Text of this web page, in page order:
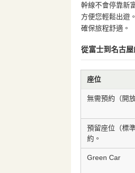
幹線不會停靠新
方便您輕鬆出遊
確保旅程舒適。
從富士到名古
座位
無需預約（開
預留座位（標
約。
Green Car